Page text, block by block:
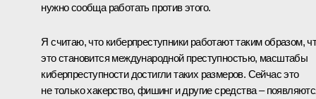
нужно сообща работать против этого.
Я считаю, что киберпреступники работают таким образом,
это становится международной преступностью, масштабы
киберпреступности достигли таких размеров. Сейчас это
не только хакерство, фишинг и другие средства –